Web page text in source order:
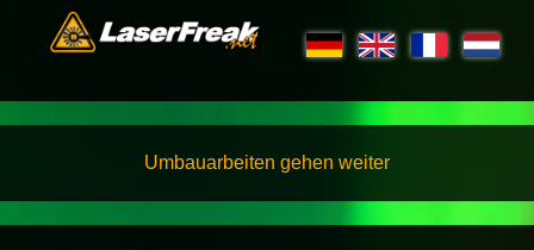
Umbauarbeiten gehen weiter